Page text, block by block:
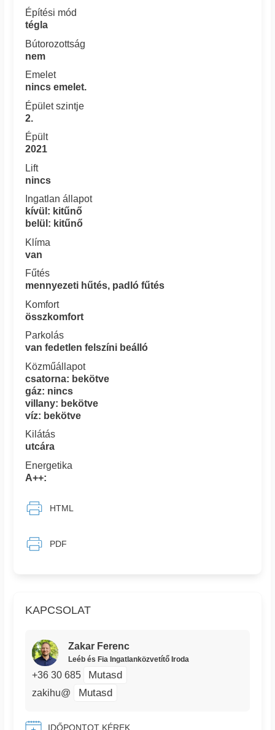
KAPCSOLAT
Zakar Ferenc
Leéb és Fia Ingatlanközvetítő Iroda
+36 30 685 Mutasd
zakihu@ Mutasd
IDŐPONTOT KÉREK
Építési mód
tégla
Bútorozottság
nem
Emelet
nincs emelet.
Épület szintje
2.
Épült
2021
Lift
nincs
Ingatlan állapot
kívül: kitűnő
belül: kitűnő
Klíma
van
Fűtés
mennyezeti hűtés, padló fűtés
Komfort
összkomfort
Parkolás
van fedetlen felszíni beálló
Közműállapot
csatorna: bekötve
gáz: nincs
villany: bekötve
víz: bekötve
Kilátás
utcára
Energetika
A++:
HTML
PDF